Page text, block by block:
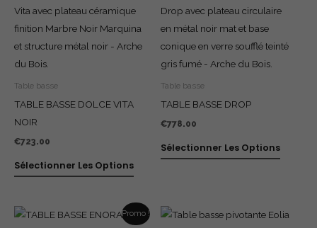
Table basse
TABLE BASSE DOLCE VITA
NOIR
€723.00
Sélectionner Les Options
Table basse
TABLE BASSE DROP
€778.00
Sélectionner Les Options
Promo !
Le
Le
prix